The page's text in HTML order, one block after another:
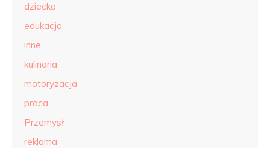
dziecko
edukacja
inne
kulinaria
motoryzacja
praca
Przemysł
reklama